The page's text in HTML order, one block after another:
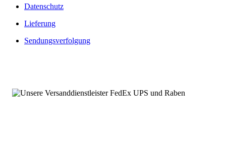
Datenschutz
Lieferung
Sendungsverfolgung